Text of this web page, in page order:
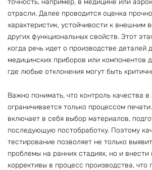
отрасли. Далее проводится оценка
характеристик, устойчивости к внешним
других функциональных свойств. Этот
когда речь идет о производстве деталей
медицинских приборов или компонентов
где любые отклонения могут быть
Важно понимать, что контроль качества
ограничивается только процессом
включает в себя выбор материалов,
последующую постобработку. Поэтому
тестирование позволяет не только
проблемы на ранних стадиях, но и внести
коррективы в процесс производства, что